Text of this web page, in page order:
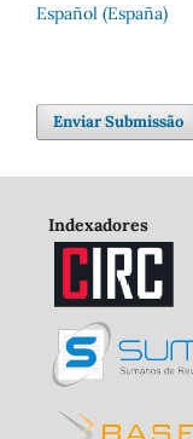
Español (España)
Enviar Submissão
Indexadores